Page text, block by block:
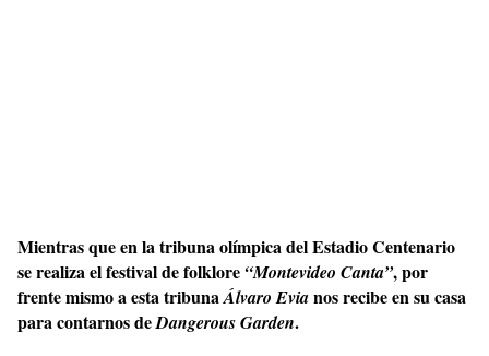
Mientras que en la tribuna olímpica del Estadio Centenario
se realiza el festival de folklore “Montevideo Canta”, por
frente mismo a esta tribunaÁlvaro Evianos recibe en su casa
para contarnos deDangerous Garden.